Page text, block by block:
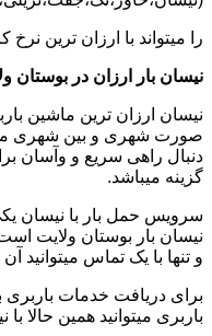
را میتواند با ارزان ترین نرخ
نیسان بار ارزان در بوستان
نیسان ارزان ترین ماشین
صورت شهری و بین شهری
دنبال راهی سریع و وآسان
گزینه میباشد.
سرویس حمل بار با نیسان
نیسان بار بوستان ولایت
و تنها با یک تماس میتوانید آن
برای دریافت خدمات باربری
باربری میتوانید همین حالا